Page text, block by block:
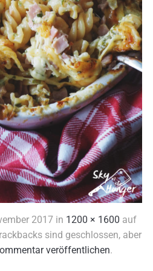
2017 in 1200 × 1600 auf
sind geschlossen, aber
veröffentlichen.